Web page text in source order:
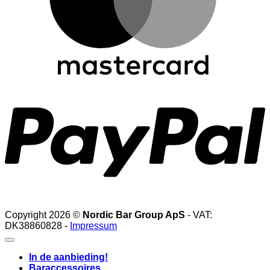
Copyright 2026 © Nordic Bar Group ApS - VAT:
DK38860828 - Impressum
In de aanbieding!
Baraccessoires